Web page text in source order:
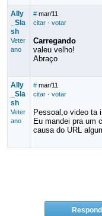
Ally
_Sla
sh
Veter
ano
# mar/11
citar· votar
Carregando
valeu velho!
Abraço
Ally
_Sla
sh
Veter
ano
# mar/11
citar· votar
Pessoal,o video ta
Eu mandei pra um
causa do URL